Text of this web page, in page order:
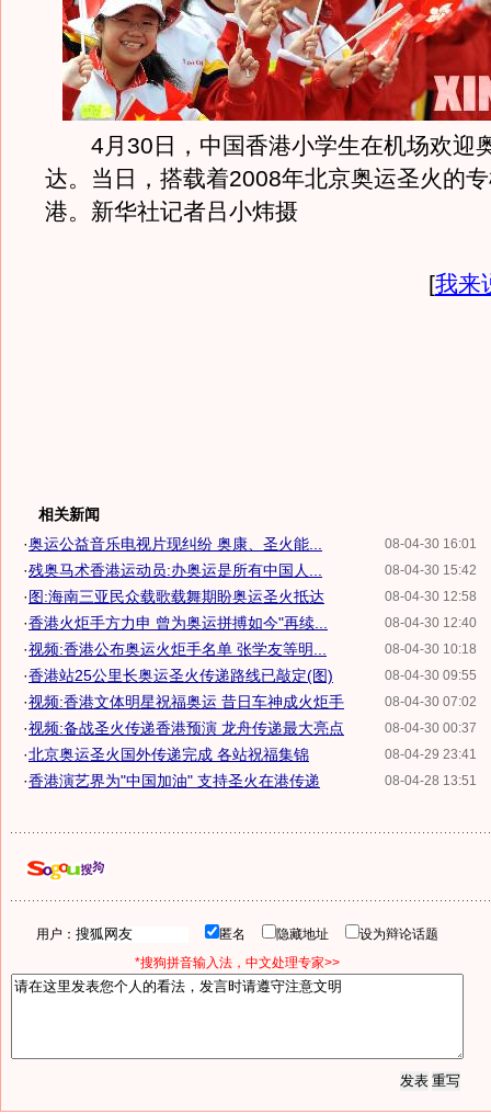
4月30日，中国香港小学生在机场欢迎
达。当日，搭载着2008年北京奥运圣火的
港。新华社记者吕小炜摄
[我来
相关新闻
08-04-30 16:01
·奥运公益音乐电视片现纠纷 奥康、圣火能...
08-04-30 15:42
·残奥马术香港运动员:办奥运是所有中国人...
08-04-30 12:58
·图:海南三亚民众载歌载舞期盼奥运圣火抵达
08-04-30 12:40
·香港火炬手方力申 曾为奥运拼搏如今"再续...
08-04-30 10:18
·视频:香港公布奥运火炬手名单 张学友等明...
08-04-30 09:55
·香港站25公里长奥运圣火传递路线已敲定(图)
08-04-30 07:02
·视频:香港文体明星祝福奥运 昔日车神成火炬手
08-04-30 00:37
·视频:备战圣火传递香港预演 龙舟传递最大亮点
08-04-29 23:41
·北京奥运圣火国外传递完成 各站祝福集锦
08-04-28 13:51
·香港演艺界为"中国加油" 支持圣火在港传递
用户： 匿名 隐藏地址
设为辩论话题
*搜狗拼音输入法，中文处理专家>>